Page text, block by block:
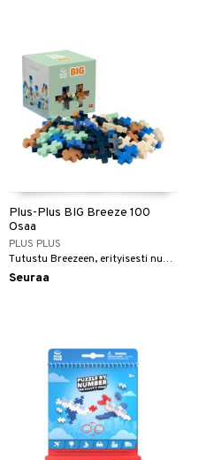
Plus-Plus BIG Breeze 100
Osaa
PLUS PLUS
Tutustu Breezeen, erityisesti nuorille luojille suunniteltu!
Seuraa